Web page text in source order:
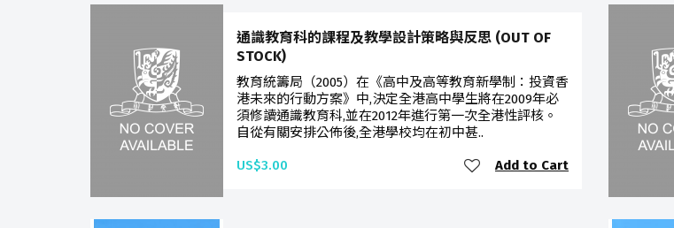
通識教育科的課程及教學設計策略與反思 (OUT OF
STOCK)
教育統籌局（2005）在《高中及高等教育新學制：投資香
港未來的行動方案》中,決定全港高中學生將在2009年必
須修讀通識教育科,並在2012年進行第一次全港性評核。
自從有關安排公佈後,全港學校均在初中甚..
US$3.00 Add to Cart